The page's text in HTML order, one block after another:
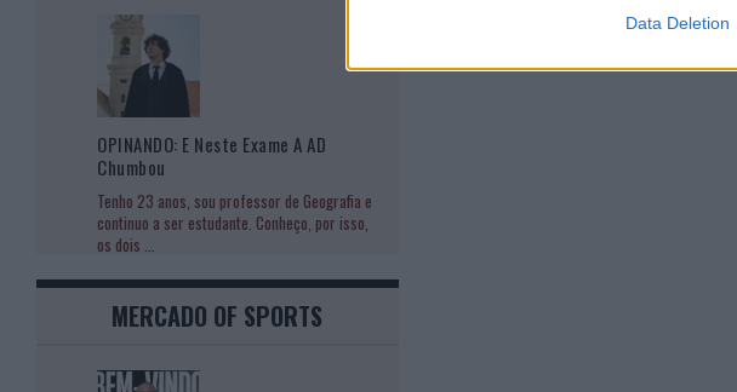
Data Deletion
OPINANDO: E Neste Exame A AD
Chumbou
Tenho 23 anos, sou professor de Geografia e
continuo a ser estudante. Conheço, por isso,
os dois ...
MERCADO OF SPORTS